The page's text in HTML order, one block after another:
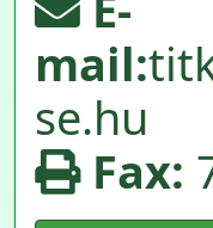
mail:
se.hu
Fax: